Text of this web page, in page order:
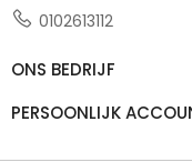
0102613112
ONS BEDRIJF
PERSOONLIJK